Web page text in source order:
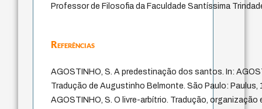
Professor de Filosofia da Faculdade Santíssima
Referências
AGOSTINHO, S. A predestinação dos santos. In:
Tradução de Augustinho Belmonte. São Paulo: Paulus,
AGOSTINHO, S. O livre-arbítrio. Tradução, organização